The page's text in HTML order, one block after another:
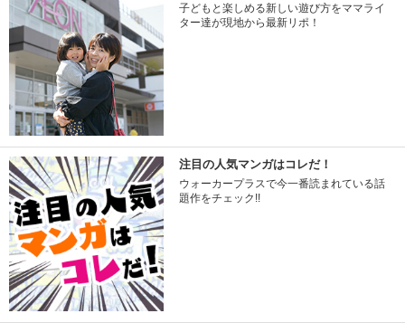
子どもと楽しめる新しい遊び方をママライ
ター達が現地から最新リポ！
注目の人気マンガはコレだ！
ウォーカープラスで今一番読まれている話
題作をチェック!!